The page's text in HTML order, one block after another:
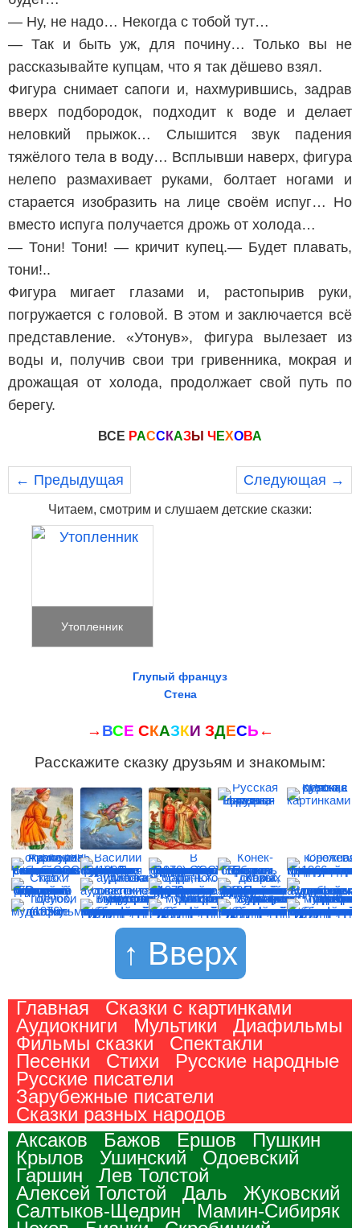
— Ну, не надо… Некогда с тобой тут…
— Так и быть уж, для почину… Только вы не
рассказывайте купцам, что я так дёшево взял.
Фигура снимает сапоги и, нахмурившись, задрав
вверх подбородок, подходит к воде и делает
неловкий прыжок… Слышится звук падения
тяжёлого тела в воду… Всплывши наверх, фигура
нелепо размахивает руками, болтает ногами и
старается изобразить на лице своём испуг… Но
вместо испуга получается дрожь от холода…
— Тони! Тони! — кричит купец.— Будет плавать,
тони!..
Фигура мигает глазами и, растопырив руки,
погружается с головой. В этом и заключается всё
представление. «Утонув», фигура вылезает из
воды и, получив свои три гривенника, мокрая и
дрожащая от холода, продолжает свой путь по
берегу.
ВСЕ РАСС КАЗЫ Ч ЕХОВА
← Предыдущая Следующая →
Читаем, смотрим и слушаем детские сказки:
Утопленник
Глупый француз
Стена
→ ВСЕ СКАЗКИ ЗДЕСЬ ←
Расскажите сказку друзьям и знакомым:
↑ Вверх
Главная
Сказки с картинками
Аудиокниги
Мультики
Диафильмы
Фильмы сказки
Спектакли
Песенки
Стихи
Русские народные
Русские писатели
Зарубежные писатели
Сказки разных народов
Аксаков
Бажов Ершов
Пушкин
Крылов
Ушинский
Одоевский
Гаршин
Лев Толстой
Алексей Толстой
Даль
Жуковский
Салтыков-Щедрин
Мамин-Сибиряк